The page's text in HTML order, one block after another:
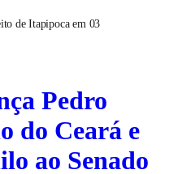
de Itapipoca em 03
Pedro
do Ceará e
ao Senado